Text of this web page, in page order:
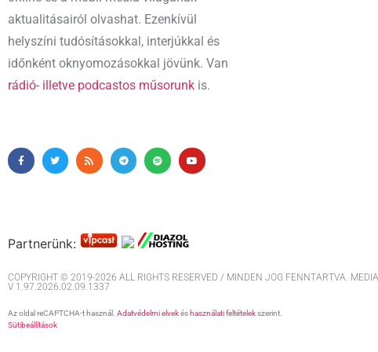
aktualitásairól olvashat. Ezenkívül
helyszíni tudósításokkal, interjúkkal és
időnként oknyomozásokkal jövünk. Van
rádió- illetve podcastos műsorunk is.
Partnerünk:
COPYRIGHT © 2019-2026 ALL RIGHTS RESERVED / MINDEN JOG FENNTARTVA.
V 1.97.2026.02.09.1337
Az oldal reCAPTCHA-t használ. Adatvédelmi elvekés használati feltételekszerint.
Sütibeállítások